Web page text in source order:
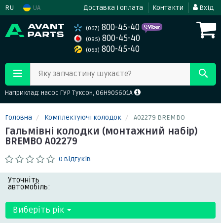
RU UA Доставка і оплата Контакти Вхід
(067) 800-45-40
(095) 800-45-40
(063) 800-45-40
Яку запчастину шукаєте?
Наприклад: насос ГУР Туксон, 06H905601A
Головна Комплектуючі колодок A02279 BREMBO
Гальмівні колодки (монтажний набір)
BREMBO A02279
0 відгуків
Уточніть
автомобіль:
Виберіть рік